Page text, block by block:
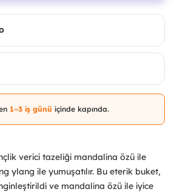
1–3 iş günü içinde kapında.
verici tazeliği mandalina özü ile
ylang ile yumuşatılır. Bu eterik buket,
ve mandalina özü ile iyice